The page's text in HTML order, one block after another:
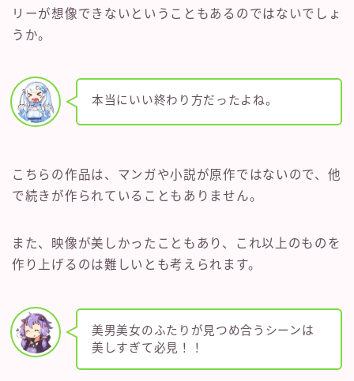
リーが想像できないということもあるのではないでしょ
うか。
本当にいい終わり方だったよね。
こちらの作品は、マンガや小説が原作ではないので、他
で続きが作られていることもありません。
また、映像が美しかったこともあり、これ以上のものを
作り上げるのは難しいとも考えられます。
美男美女のふたりが見つめ合うシーンは
美しすぎて必見！！